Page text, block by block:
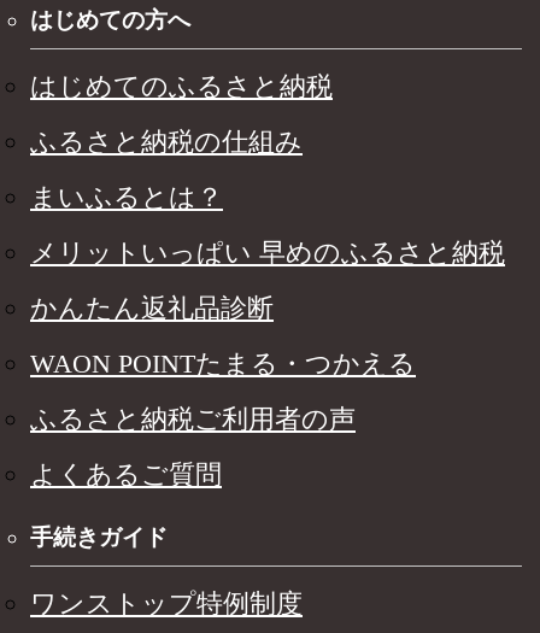
はじめての方へ
はじめてのふるさと納税
ふるさと納税の仕組み
まいふるとは？
メリットいっぱい 早めのふるさと納税
かんたん返礼品診断
WAON POINTたまる・つかえる
ふるさと納税ご利用者の声
よくあるご質問
手続きガイド
ワンストップ特例制度